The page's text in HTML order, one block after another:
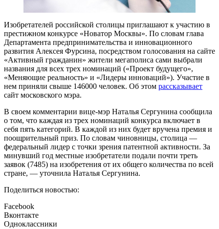
Изобретателей российской столицы приглашают к участию в
престижном конкурсе «Новатор Москвы». По словам глава
Департамента предпринимательства и инновационного
развития Алексея Фурсина, посредством голосования на сайте
«Активный гражданин» жители мегаполиса сами выбрали
названия для всех трех номинаций («Проект будущего»,
«Меняющие реальность» и «Лидеры инноваций»). Участие в
нем приняли свыше 146000 человек. Об этом рассказывает
сайт московского мэра.
В своем комментарии вице-мэр Наталья Сергунина сообщила
о том, что каждая из трех номинаций конкурса включает в
себя пять категорий. В каждой из них будет вручена премия и
поощрительный приз. По словам чиновницы, столица —
федеральный лидер с точки зрения патентной активности. За
минувший год местные изобретатели подали почти треть
заявок (7485) на изобретения от их общего количества по всей
стране, — уточнила Наталья Сергунина.
Поделиться новостью:
Facebook
Вконтакте
Одноклассники